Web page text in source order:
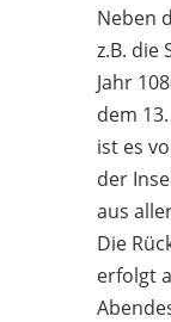
Neben
z.B. die
Jahr
dem
ist es
der
aus
Die
erfolgt